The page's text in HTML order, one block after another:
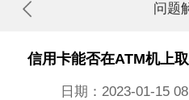
问题
信用卡能否在ATM机上
日期：2023-01-15